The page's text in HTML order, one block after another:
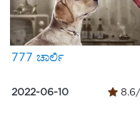
777 ಚಾರ್ಲಿ
2022-06-10 8.6/